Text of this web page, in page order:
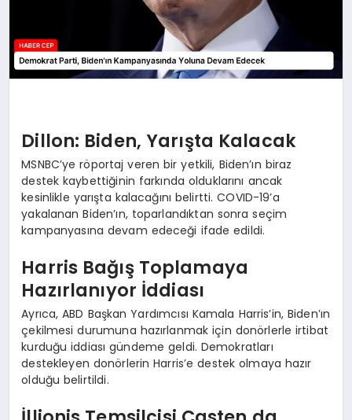
Dillon: Biden, Yarışta Kalacak
MSNBC’ye röportaj veren bir yetkili, Biden’ın biraz
destek kaybettiğinin farkında olduklarını ancak
kesinlikle yarışta kalacağını belirtti. COVID-19’a
yakalanan Biden’ın, toparlandıktan sonra seçim
kampanyasına devam edeceği ifade edildi.
Harris Bağış Toplamaya
Hazırlanıyor İddiası
Ayrıca, ABD Başkan Yardımcısı Kamala Harris’in, Biden’ın
çekilmesi durumuna hazırlanmak için donörlerle irtibat
kurduğu iddiası gündeme geldi. Demokratları
destekleyen donörlerin Harris’e destek olmaya hazır
olduğu belirtildi.